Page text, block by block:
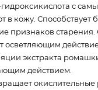
с
в кожу.
признаков старения.
осветляющим
экстракта
действием.
окислительные